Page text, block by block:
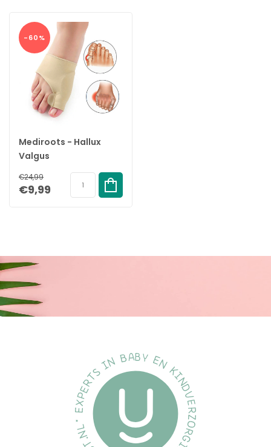
gaan liggen. Dan is het vaak lastig om goede schoenen
te vinden.
Misschien loopt u ook moeilijker door een hallux valgus.
Hallux valgus kan ervoor zorgen dat de tweede teen krom
gaat staan of uit de kom gaat.
Correctie van de teen
De Hallux Valgus teenbeschermer is ontworpen om een
scheefgroeiende teen tegen te gaan. De beschermer is
gemaakt van stefig elastisch stof die de teen op een milde
maar stevige manier corrigeerd. In tegen stelling tot de andere
teenbeschermers die metalen spalkjes gebruiken is deze
teenspreider veel milder en doet minder pijn bij het corrigeren
van de teen.
bunion is een geïrriteerde en/of gezwollen plek aan de basis
van de grote teen. De bunionbeschermer zorgt ervoor dat de
pijn op deze plek wordt verlicht wanneer u schoenen draagt die
op deze plek drukken.
Gebruik van de teenbeschermer
vorm van schoeisel worden gebruikt. De beschermer wordt om
de teen geschoven. Zo voorkomt het verdere scheefgroei en
beshcermt het de knobbel tegen pijn. De teenbeschermer is
zowel links als rechts te gebruiken.
wanneer te gebruiken
De voorvoetsok is in tegenstelling tot sommige andere
-60%
Mediroots - Hallux
Valgus
Teenbeschermers - 2
stuks - Teenspreiders
€24,99
€9,99